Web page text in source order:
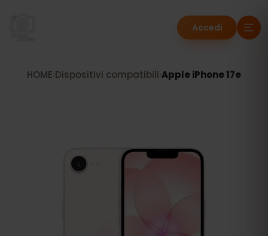
Accedi
HOME Dispositivi compatibili Apple iPhone 17e